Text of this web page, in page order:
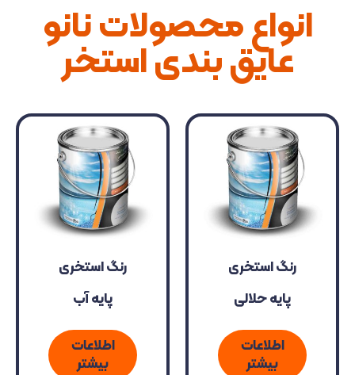
انواع محصولات نانو
عایق بندی استخر
رنگ استخری
پایه حلالی
اطلاعات
بیشتر
رنگ استخری
پایه آب
اطلاعات
بیشتر